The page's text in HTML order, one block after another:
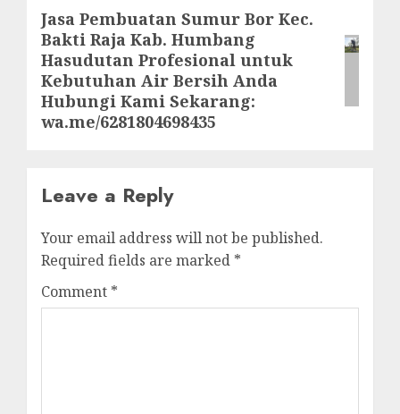
Next
post:
Jasa Pembuatan Sumur Bor Kec.
Bakti Raja Kab. Humbang
Hasudutan Profesional untuk
Kebutuhan Air Bersih Anda
Hubungi Kami Sekarang:
wa.me/6281804698435
Leave a Reply
Your email address will not be published.
Required fields are marked *
Comment *